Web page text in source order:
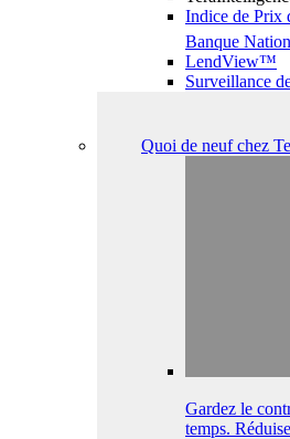
Indice de Prix
Banque
LendView™
Surveillance
Quoi de neuf chez
Gardez le
temps.